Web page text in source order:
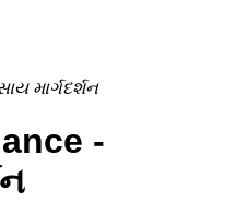
માર્ગદર્શન
-